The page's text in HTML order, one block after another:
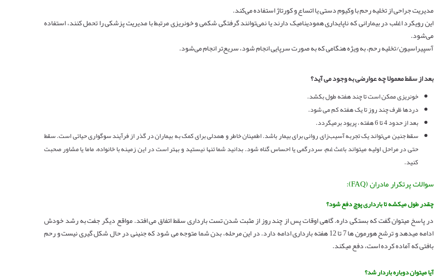
مدیریت جراحی از تخلیه رحم با وکیوم دستی یا اتساع و کورتاژ استفاده می‌کند.
این رویکرد اغلب در بیمارانی که ناپایداری همودینامیک دارند یا نمی‌توانند گرفتگی شکمی و خونریزی مرتبط با مدیریت پزشکی را تحمل کنند، استفاده
می‌شود.
آسپیراسیون/تخلیه رحم، به ویژه هنگامی که به صورت سرپایی انجام شود، سریع‌تر انجام می‌شود.
بعد از سقط معمولا چه عوارضی به وجود می آید؟
خونریزی ممکن است تا چند هفته طول بکشد.
دردها ظرف چند روز تا یک هفته کم می شود.
بعد از حدود 4 تا 6 هفته ، پریود برمیگردد.
سقط جنین می‌تواند یک تجربه آسیب‌زای روانی برای بیمار باشد. اطمینان خاطر و همدلی برای کمک به بیماران در گذر از فرآیند سوگواری حیاتی است. سقط
حتی در مراحل اولیه میتواند باعث غم، سردرگمی یا احساس گناه شود. بدانید شما تنها نیستید و بهتر است در این زمینه با خانواده، ماما یا مشاور صحبت
کنید.
سوالات پرتکرار مادران (FAQ):
چقدر طول میکشه تا بارداری پوچ دفع شود؟
در پاسخ میتوان گفت که بستگی داره. گاهی اوقات پس از چند روز از مثبت شدن تست بارداری سقط اتفاق می افتد. مواقع دیگر جفت به رشد خودش
ادامه میدهد و ترشح هورمون ها 7 تا 12 هفته بارداری ادامه دارد. در این مرحله، بدن شما متوجه می شود که جنینی در حال شکل گیری نیست و رحم
بافتی که آماده کرده است، دفع میکند.
آیا میتوان دوباره باردار شد؟